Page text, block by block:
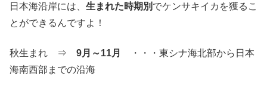
日本海沿岸には、 生まれた時期別 でケンサキイカを獲るこ
とができるんですよ！
秋生まれ ⇒ 9月～11月
・・・東シナ海北部から日本
海南西部までの沿海